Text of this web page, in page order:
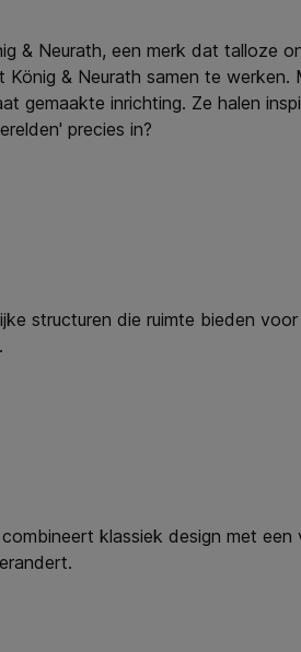
& Neurath, een merk dat talloze
& Neurath samen te
gemaakte inrichting. Ze halen
precies in?
structuren die ruimte bieden
klassiek design met